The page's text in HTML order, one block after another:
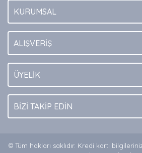
KURUMSAL
ALIŞVERİŞ
ÜYELİK
BİZİ TAKİP EDİN
© Tüm hakları saklıdır. Kredi kartı